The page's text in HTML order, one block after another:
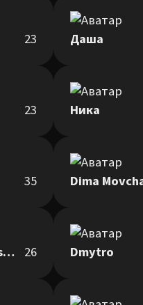
23 Даша
23 Ника
35 Dima
Dima Belilovskiy 26 Dmytro